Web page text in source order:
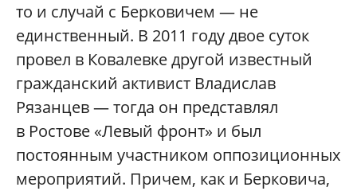
то и случай с Берковичем — не
единственный. В 2011 году двое суток
провел в Ковалевке другой известный
гражданский активист Владислав
Рязанцев — тогда он представлял
в Ростове «Левый фронт» и был
постоянным участником оппозиционных
мероприятий. Причем, как и Берковича,